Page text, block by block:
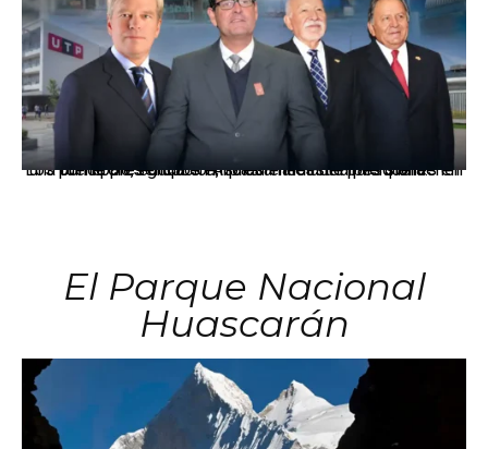
Los principales grupos empresariales del país mantienen una fuerte presencia en Áncash mediante inversiones en comercio, educación, salud e industria pesquera.
El Parque Nacional
Huascarán